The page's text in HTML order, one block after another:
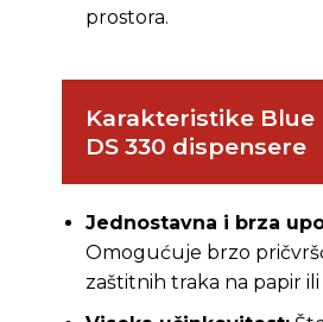
prostora.
Karakteristike Blue
DS 330 dispensere
Jednostavna i brza
Omogućuje brzo
zaštitnih traka na papir